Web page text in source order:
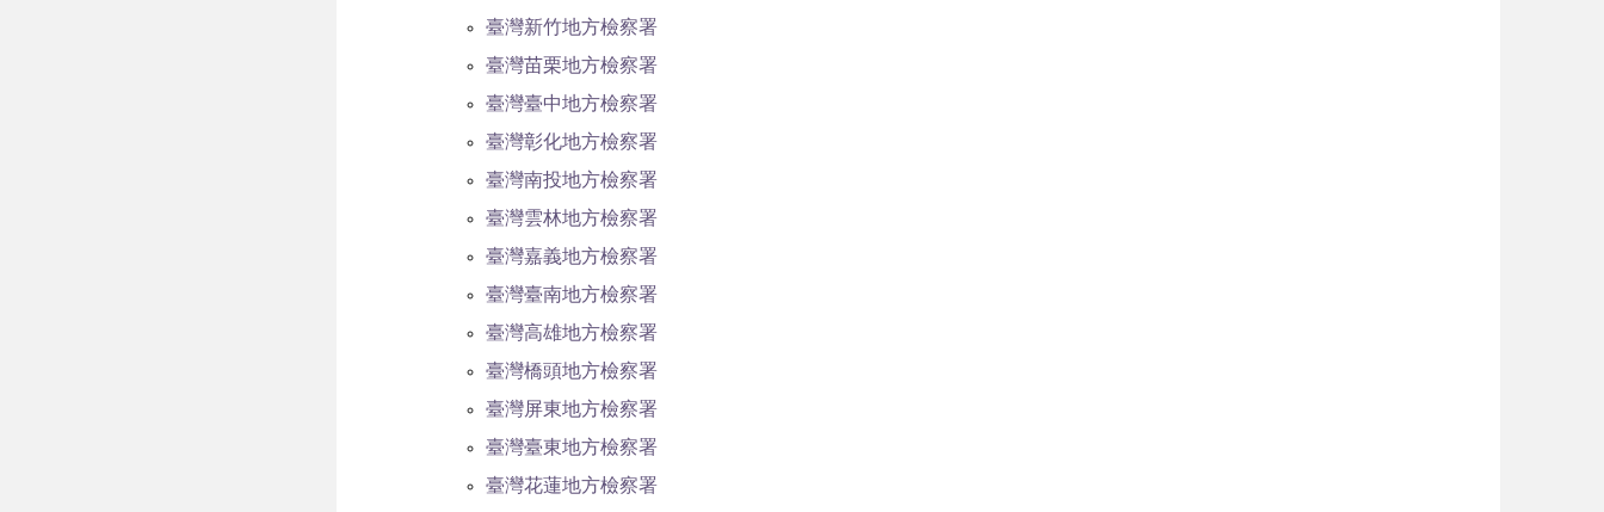
臺灣新竹地方檢察署
臺灣苗栗地方檢察署
臺灣臺中地方檢察署
臺灣彰化地方檢察署
臺灣南投地方檢察署
臺灣雲林地方檢察署
臺灣嘉義地方檢察署
臺灣臺南地方檢察署
臺灣高雄地方檢察署
臺灣橋頭地方檢察署
臺灣屏東地方檢察署
臺灣臺東地方檢察署
臺灣花蓮地方檢察署